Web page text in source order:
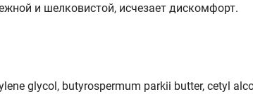
и шелковистой, исчезает дискомфорт.
glycol, butyrospermum parkii butter, cetyl